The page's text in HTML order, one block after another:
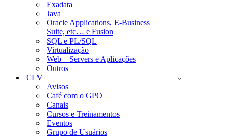
Exadata
Java
Oracle Applications, E-Business
Suite, etc… e Fusion
SQL e PL/SQL
Virtualização
Web – Servers e Aplicações
Outros
CLV
Avisos
Café com o GPO
Canais
Cursos e Treinamentos
Eventos
Grupo de Usuários